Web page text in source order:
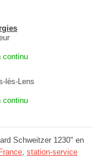
continu
lès-Lens
continu
Schweitzer 1230" en
, station-service